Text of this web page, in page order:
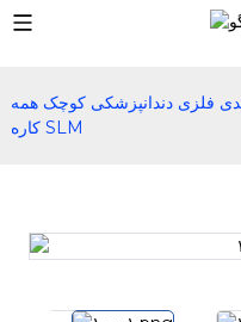
فلزی دندانپزشکی کوچک همه
کاره SLM